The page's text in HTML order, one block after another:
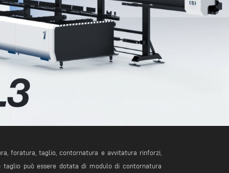
foratura, taglio, contornatura e avvitatura rinforzi,
taglio può essere dotata di modulo di contornatura